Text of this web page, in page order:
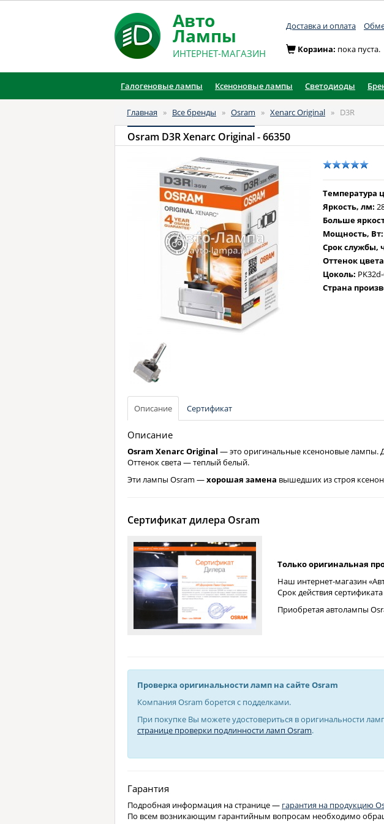
Авто
Лампы
ИНТЕРНЕТ-МАГАЗИН
Доставка и оплата
Корзина: пока пуста.
Галогеновые лампы Ксеноновые лампы Светодиоды
Главная » Все бренды » Osram » Xenarc Original » D3R
Osram D3R Xenarc Original- 66350
Температура
Яркость, лм:
Больше
Мощность, Вт:
Срок службы,
Оттенок
Цоколь:
Страна
Описание Сертификат
Описание
Osram Xenarc Original — это оригинальные ксеноновые лампы.
Оттенок света — теплый белый.
Эти лампы Osram —хорошая замена вышедших из строя
Сертификат дилера Osram
Только оригинальная
Наш интернет-магазин
Срок действия сертификата
Приобретая автолампы
Проверка оригинальности ламп на сайте Osram
Компания Osram борется с подделками.
При покупке Вы можете удостовериться в оригинальности
странице проверки подлинности ламп Osram.
Гарантия
Подробная информация на странице — гарантия на продукцию
По всем возникающим гарантийным вопросам необходимо